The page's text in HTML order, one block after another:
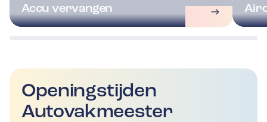
Accu vervangen
Openingstijden
Autovakmeester